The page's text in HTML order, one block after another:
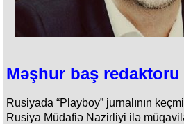
Məşhur baş
Rusiyada “Playboy” jurnalının
Rusiya Müdafiə Nazirliyi ilə